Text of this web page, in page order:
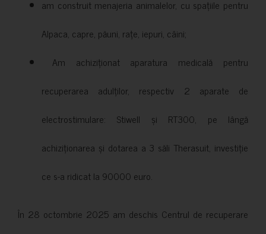
am construit menajeria animalelor, cu spațiile pentru
Alpaca, capre, păuni, rațe, iepuri, câini;
Am achiziționat aparatura medicală pentru
recuperarea adulților, respectiv 2 aparate de
electrostimulare: Stiwell și RT300, pe lângă
achiziționarea și dotarea a 3 săli Therasuit, investiție
ce s-a ridicat la 90000 euro.
În 28 octombrie 2025 am deschis Centrul de recuperare